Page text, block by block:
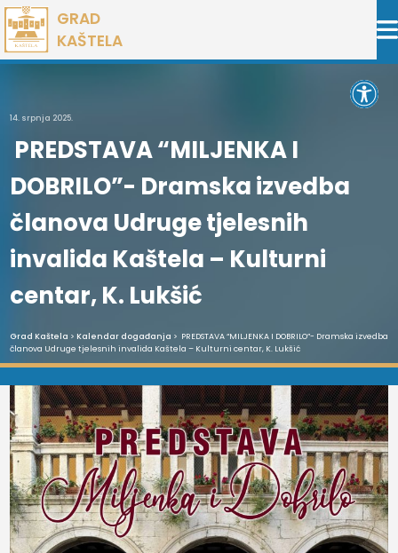
Preskoči
na
sadržaj
GRAD
KAŠTELA
14. srpnja 2025.
PREDSTAVA “MILJENKA I
DOBRILO”- Dramska izvedba
članova Udruge tjelesnih
invalida Kaštela – Kulturni
centar, K. Lukšić
Grad Kaštela > Kalendar događanja > PREDSTAVA “MILJENKA I DOBRILO”- Dramska izvedba
članova Udruge tjelesnih invalida Kaštela – Kulturni centar, K. Lukšić